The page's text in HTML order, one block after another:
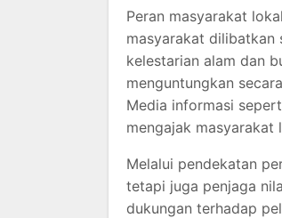
Peran masyarakat
masyarakat dilibatkan
kelestarian alam dan
menguntungkan
Media informasi
mengajak masyarakat
Melalui pendekatan
tetapi juga penjaga
dukungan terhadap